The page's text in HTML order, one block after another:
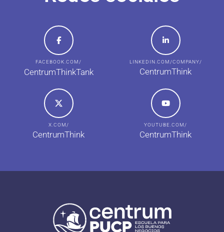
FACEBOOK.COM/
CentrumThinkTank
LINKEDIN.COM/COMPANY/
CentrumThink
X.COM/
CentrumThink
YOUTUBE.COM/
CentrumThink